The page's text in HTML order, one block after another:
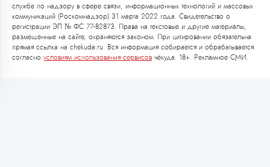
службе по надзору в сфере связи, информационных технологий и массовых
коммуникаций (Роскомнадзор) 31 марта 2022 года. Свидетельство о
регистрации ЭЛ № ФС 77-82873. Права на текстовые и другие материалы,
размещенные на сайте, охраняются законом. При цитировании обязательна
прямая ссылка на chekuda.ru. Вся информация собирается и обрабатывается
согласно условиям использования сервисов чёкуда. 18+. Рекламное СМИ.